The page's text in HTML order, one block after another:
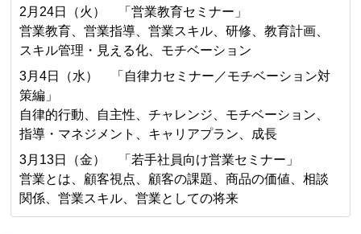
2月24日（火） 「営業教育セミナー」
営業教育、営業指導、営業スキル、研修、教育計画、
スキル管理・見える化、モチベーション
3月4日（水） 「自律力セミナー／モチベーション対
策編」
自律的行動、自主性、チャレンジ、モチベーション、
指導・マネジメント、キャリアプラン、成長
3月13日（金） 「若手社員向け営業セミナー」
営業とは、顧客視点、顧客の課題、商品の価値、相談
関係、営業スキル、営業としての将来